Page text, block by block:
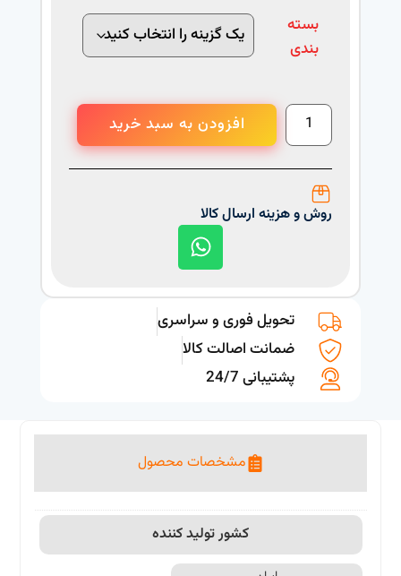
بسته
بندی
افزودن به سبد خرید
روش و هزینه ارسال کالا
تحویل فوری و سراسری
ضمانت اصالت کالا
پشتیبانی 24/7
مشخصات محصول
کشور تولید کننده